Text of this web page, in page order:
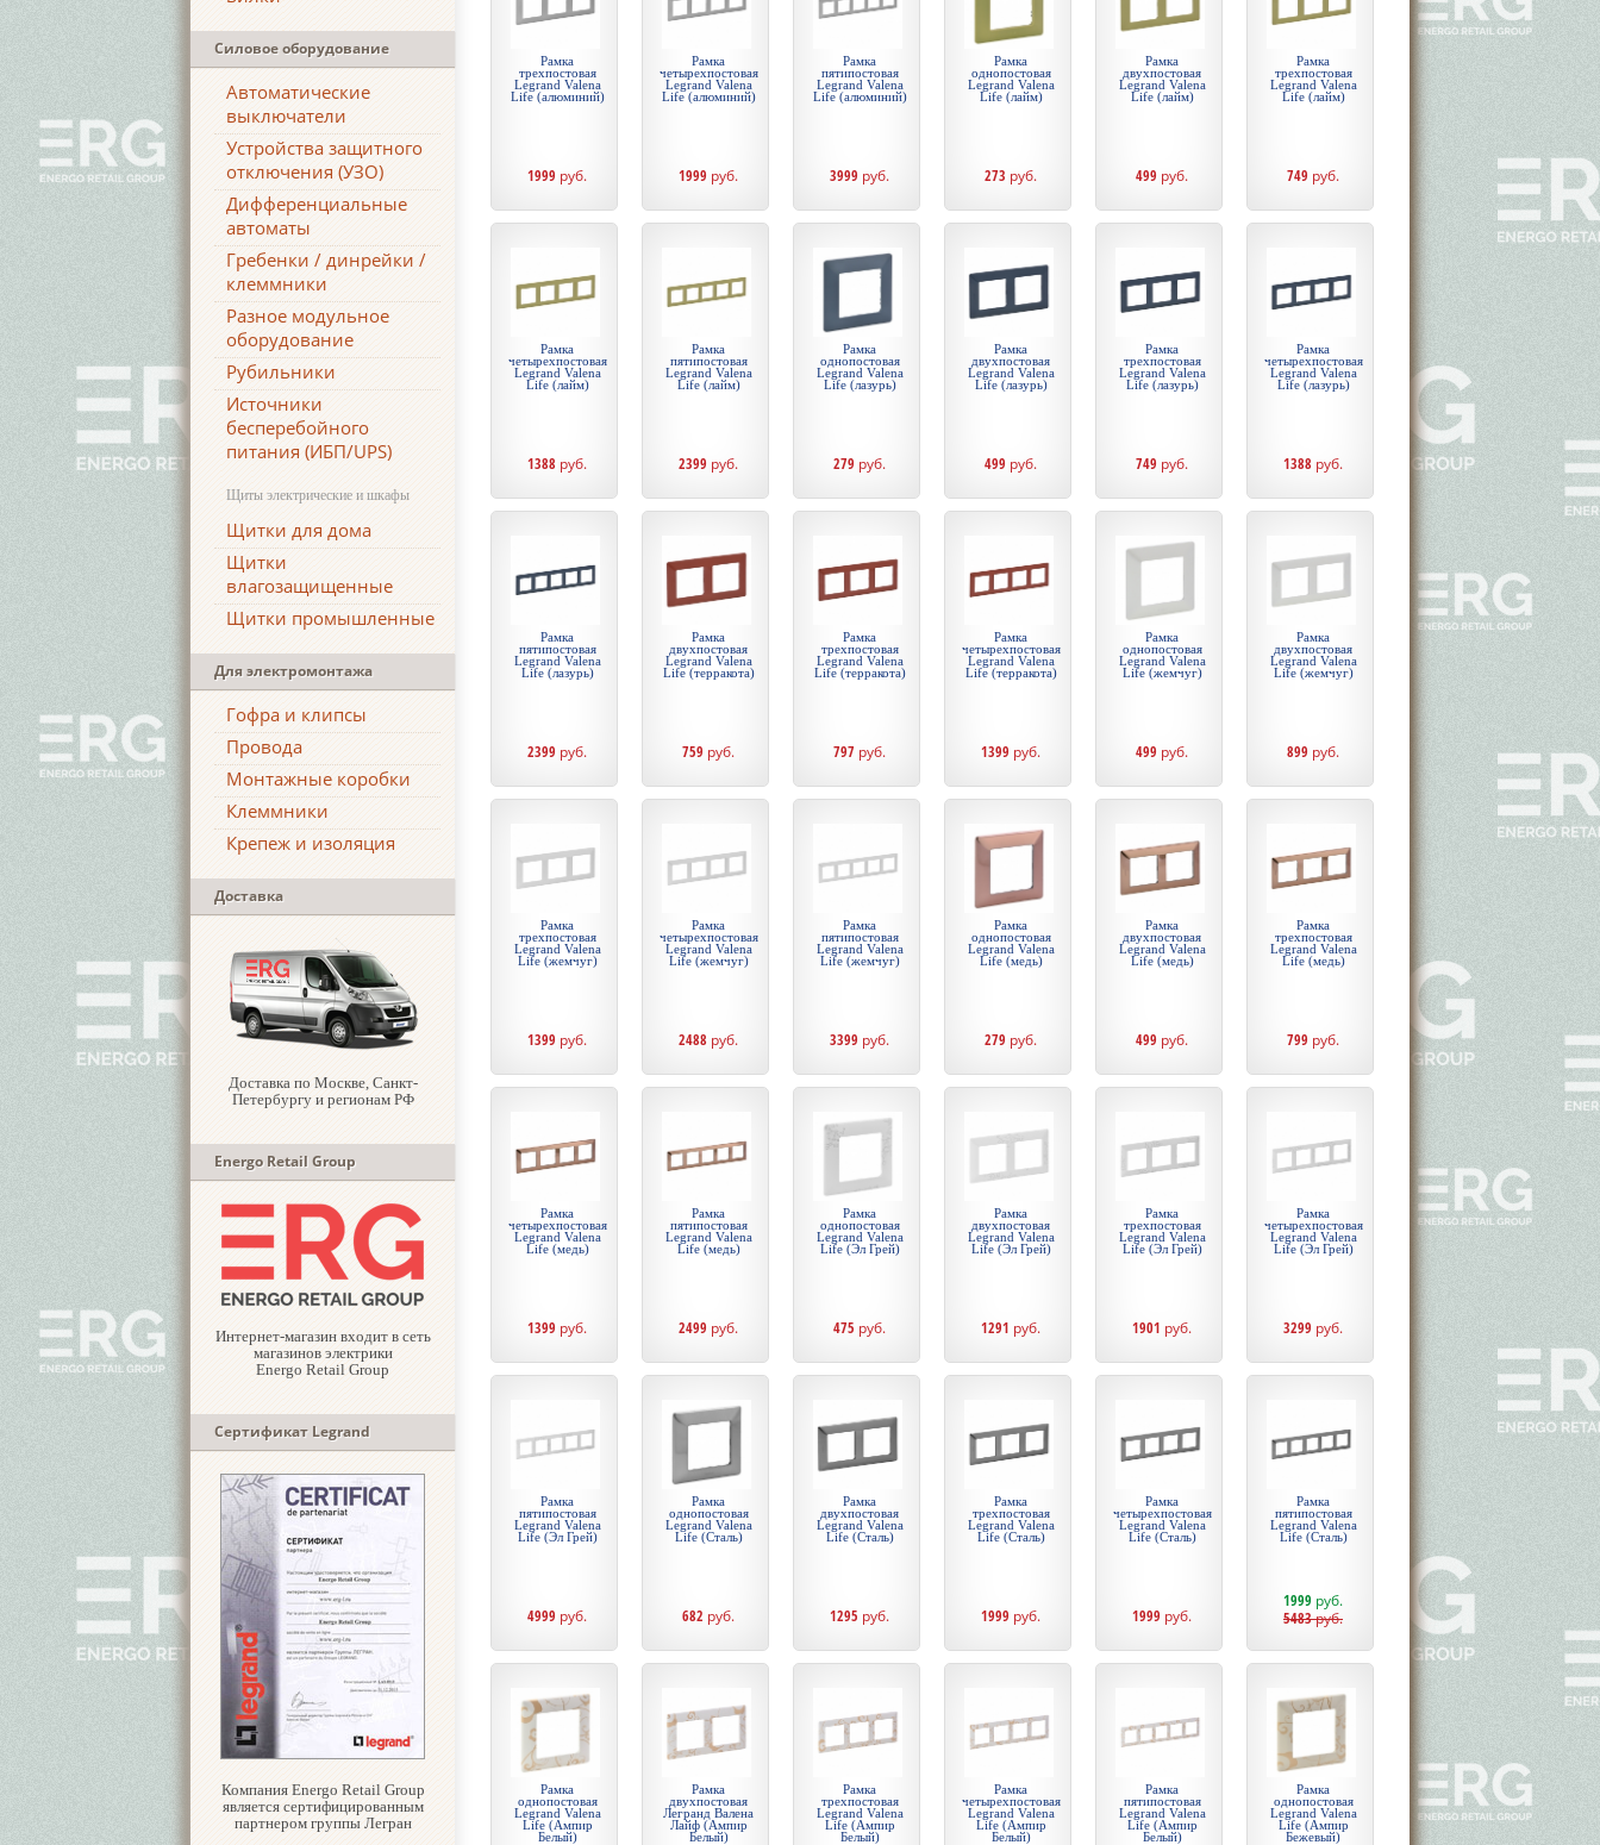
Силовое оборудование
Автоматические
выключатели
Устройства защитного
отключения (УЗО)
Дифференциальные
автоматы
Гребенки / динрейки /
клеммники
Разное модульное
оборудование
Рубильники
Источники
бесперебойного
питания (ИБП/UPS)
Щиты электрические и шкафы
Щитки для дома
Щитки
влагозащищенные
Щитки промышленные
Для электромонтажа
Гофра и клипсы
Провода
Монтажные коробки
Клеммники
Крепеж и изоляция
Доставка
Доставка по Москве, Санкт-
Петербургу и регионам РФ
Energo Retail Group
Интернет-магазин входит в сеть
магазинов электрики
Energo Retail Group
Сертификат Legrand
Компания Energo Retail Group
является сертифицированным
партнером группы Легран
Рамка
трехпостовая
Legrand Valena
Life (алюминий)
1999 руб.
Рамка
четырехпостовая
Legrand Valena
Life (алюминий)
1999 руб.
Рамка
пятипостовая
Legrand Valena
Life (алюминий)
3999 руб.
Рамка
однопостовая
Legrand Valena
Life (лайм)
273 руб.
Рамка
двухпостовая
Legrand Valena
Life (лайм)
499 руб.
Рамка
трехпостовая
Legrand Valena
Life (лайм)
749 руб.
Рамка
четырехпостовая
Legrand Valena
Life (лайм)
1388 руб.
Рамка
пятипостовая
Legrand Valena
Life (лайм)
2399 руб.
Рамка
однопостовая
Legrand Valena
Life (лазурь)
279 руб.
Рамка
двухпостовая
Legrand Valena
Life (лазурь)
499 руб.
Рамка
трехпостовая
Legrand Valena
Life (лазурь)
749 руб.
Рамка
четырехпостовая
Legrand Valena
Life (лазурь)
1388 руб.
Рамка
пятипостовая
Legrand Valena
Life (лазурь)
2399 руб.
Рамка
двухпостовая
Legrand Valena
Life (терракота)
759 руб.
Рамка
трехпостовая
Legrand Valena
Life (терракота)
797 руб.
Рамка
четырехпостовая
Legrand Valena
Life (терракота)
1399 руб.
Рамка
однопостовая
Legrand Valena
Life (жемчуг)
499 руб.
Рамка
двухпостовая
Legrand Valena
Life (жемчуг)
899 руб.
Рамка
трехпостовая
Legrand Valena
Life (жемчуг)
1399 руб.
Рамка
четырехпостовая
Legrand Valena
Life (жемчуг)
2488 руб.
Рамка
пятипостовая
Legrand Valena
Life (жемчуг)
3399 руб.
Рамка
однопостовая
Legrand Valena
Life (медь)
279 руб.
Рамка
двухпостовая
Legrand Valena
Life (медь)
499 руб.
Рамка
трехпостовая
Legrand Valena
Life (медь)
799 руб.
Рамка
четырехпостовая
Legrand Valena
Life (медь)
1399 руб.
Рамка
пятипостовая
Legrand Valena
Life (медь)
2499 руб.
Рамка
однопостовая
Legrand Valena
Life (Эл Грей)
475 руб.
Рамка
двухпостовая
Legrand Valena
Life (Эл Грей)
1291 руб.
Рамка
трехпостовая
Legrand Valena
Life (Эл Грей)
1901 руб.
Рамка
четырехпостовая
Legrand Valena
Life (Эл Грей)
3299 руб.
Рамка
пятипостовая
Legrand Valena
Life (Эл Грей)
4999 руб.
Рамка
однопостовая
Legrand Valena
Life (Сталь)
682 руб.
Рамка
двухпостовая
Legrand Valena
Life (Сталь)
1295 руб.
Рамка
трехпостовая
Legrand Valena
Life (Сталь)
1999 руб.
Рамка
четырехпостовая
Legrand Valena
Life (Сталь)
1999 руб.
Рамка
пятипостовая
Legrand Valena
Life (Сталь)
1999 руб.
5483руб.
Рамка
однопостовая
Legrand Valena
Life (Ампир
Белый)
Рамка
двухпостовая
Легранд Валена
Лайф (Ампир
Белый)
Рамка
трехпостовая
Legrand Valena
Life (Ампир
Белый)
Рамка
четырехпостовая
Legrand Valena
Life (Ампир
Белый)
Рамка
пятипостовая
Legrand Valena
Life (Ампир
Белый)
Рамка
однопостовая
Legrand Valena
Life (Ампир
Бежевый)